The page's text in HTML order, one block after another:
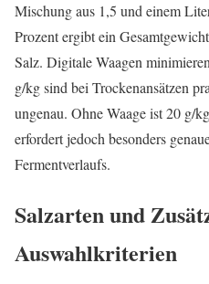
Mischung aus 1,5 und einem
Prozent ergibt ein
Salz. Digitale Waagen
g/kg sind bei Trockenansätzen
ungenau. Ohne Waage ist 20 g/
erfordert jedoch besonders
Fermentverlaufs.
Salzarten und
Auswahlkriterien